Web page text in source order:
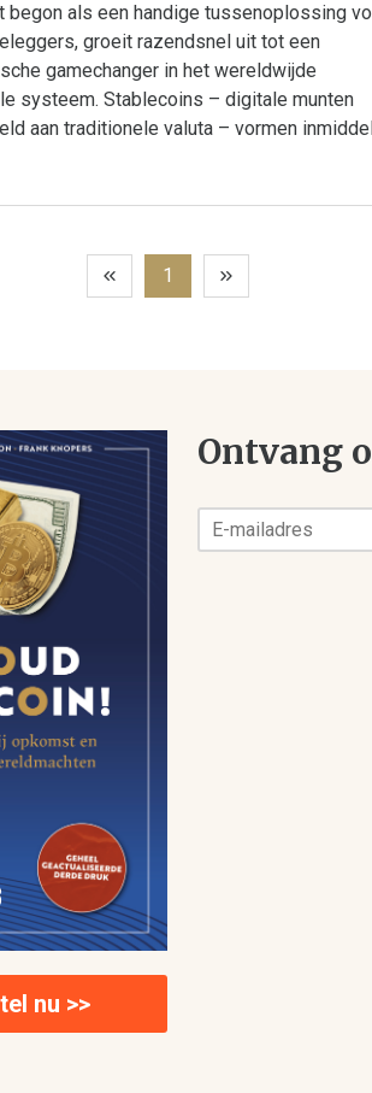
begon als een handige tussenoplossing
groeit razendsnel uit tot een
gamechanger in het wereldwijde
systeem. Stablecoins – digitale munten
aan traditionele valuta – vormen
1
nu >>
Ontvang